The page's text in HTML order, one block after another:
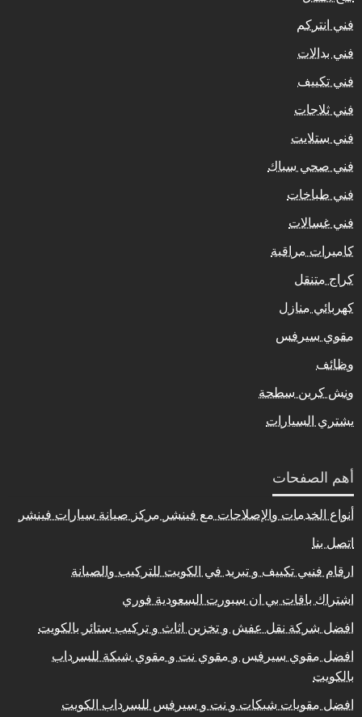
فني انتركم
فني بدالات
فني تكييف
فني ثلاجات
فني ستلايت
فني صحي سباك
فني طباخات
فني غسالات
كاميرات مراقبة
كراج متنقل
كهربائي منازل
مقوي سيرفس
وظائف
ونش كرين سطحة
يشتري السيارات
أهم الصفحات
أنواع الخدمات والإصلاحات مع فينشر مركز صيانة سيارات فينشر
اتصل بنا
ارقام فنيي تكييف و تبريد في الكويت للتركيب والصيانة
اشتراك باقات بي ان سبورت السعودية فوري
افضل شركة نقل عفش و تخزين اثاث و تركيب ستائر بالكويت
افضل مقوي سيرفس و مقوي نت و مقوي شبكة للسرداب
بالكويت
افضل مقويات شبكات و نت و سيرفس للسرداب الكويت